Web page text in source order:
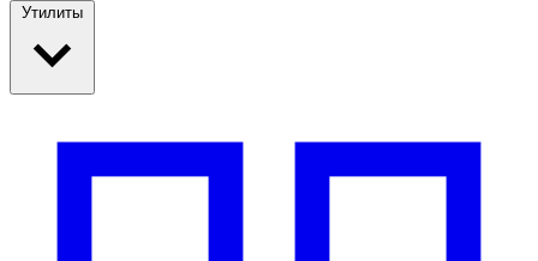
Утилиты